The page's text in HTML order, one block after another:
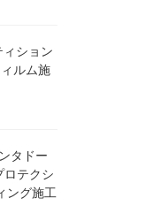
ション
ルム施
タドー
ロテクシ
ング施工